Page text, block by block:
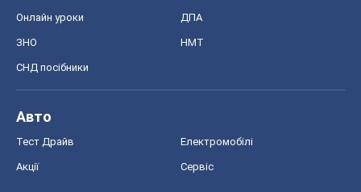
Онлайн уроки ДПА
ЗНО НМТ
СНД посібники
Авто
Тест Драйв Електромобілі
Акції Сервіс